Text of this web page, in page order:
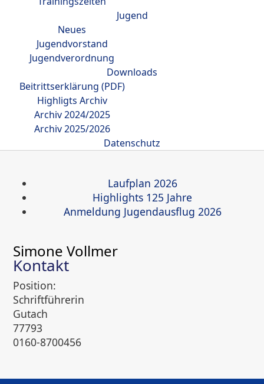
Jugend
Neues
Jugendvorstand
Jugendverordnung
Downloads
Beitrittserklärung (PDF)
Highligts Archiv
Archiv 2024/2025
Archiv 2025/2026
Datenschutz
Laufplan 2026
Highlights 125 Jahre
Anmeldung Jugendausflug 2026
Simone Vollmer
Kontakt
Position:
Schriftführerin
Adresse:
Gutach
77793
Telefon:
0160-8700456